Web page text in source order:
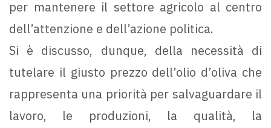
per mantenere il settore agricolo al centro
dell’attenzione e dell’azione politica.
Si è discusso, dunque, della necessità di
tutelare il giusto prezzo dell’olio d’oliva che
rappresenta una priorità per salvaguardare il
lavoro, le produzioni, la qualità, la